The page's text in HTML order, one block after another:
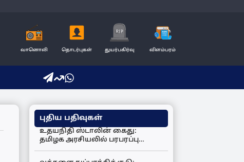
வானொலி தொடர்புகள் துயர்பகிர்வு விளம்பரம்
புதிய பதிவுகள்
உதயநிதி ஸ்டாலின் கைது:
தமிழக அரசியலில் பரபரப்பு…